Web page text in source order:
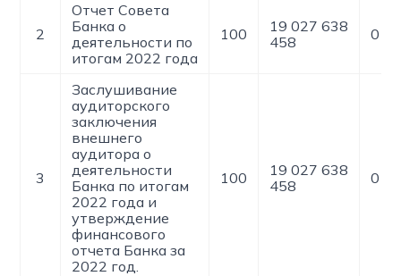
2
Отчет Совета
Банка о
деятельности по
итогам 2022 года
100
19 027 638
458
0
3
Заслушивание
аудиторского
заключения
внешнего
аудитора о
деятельности
Банка по итогам
2022 года и
утверждение
финансового
отчета Банка за
2022 год.
100
19 027 638
458
0